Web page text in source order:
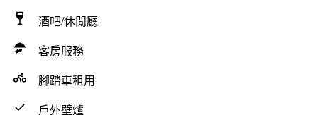
酒吧/休閒廳
客房服務
腳踏車租用
戶外壁爐